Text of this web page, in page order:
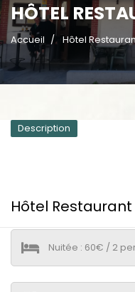
HÔTEL
Accueil Hôtel
Description
Hôtel
Nuitée : 60€ / 2